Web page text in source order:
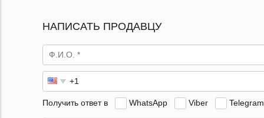
НАПИСАТЬ ПРОДАВЦУ
Получить ответ в WhatsApp Viber Telegram